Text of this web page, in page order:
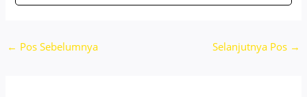
← Pos Sebelumnya Selanjutnya Pos →